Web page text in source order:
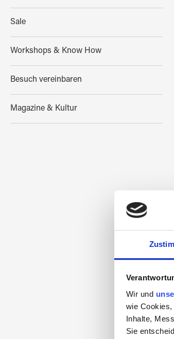
Wir und
wie
Inhalte,
Sie
Sale
Workshops & Know How
Besuch vereinbaren
Magazine & Kultur